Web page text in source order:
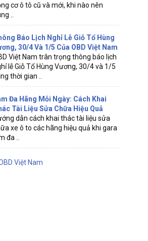
cơ ô tô cũ và mới, khi nào nên
..
Báo Lịch Nghỉ Lễ Giỗ Tổ Hùng
30/4 Và 1/5 Của OBD Việt Nam
Việt Nam trân trọng thông báo lịch
lễ Giỗ Tổ Hùng Vương, 30/4 và 1/5
thời gian ..
Đa Hãng Mỗi Ngày: Cách Khai
Tài Liệu Sửa Chữa Hiệu Quả
dẫn cách khai thác tài liệu sửa
xe ô to các hãng hiệu quả khi gara
đa ..
Việt Nam